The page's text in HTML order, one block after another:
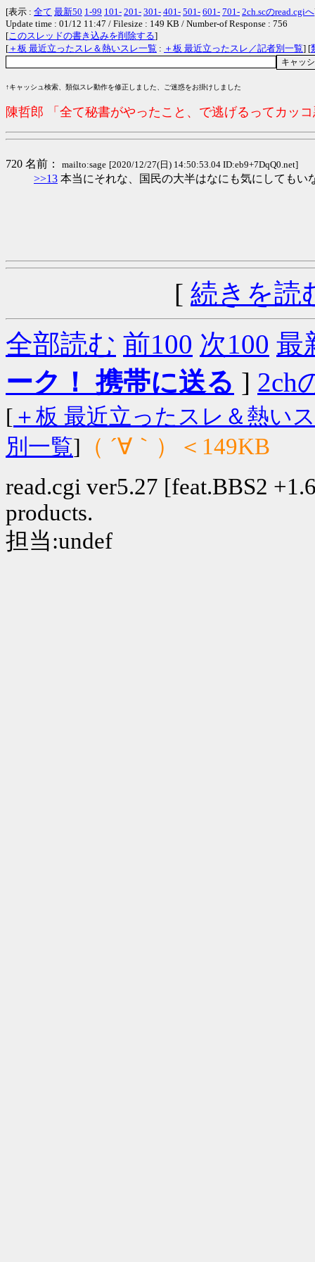
[表示 : 全て 最新50 1-99 101- 201- 301- 401- 501- 601- 701- 2ch.scのread.cgiへ
Update time : 01/12 11:47 / Filesize : 149 KB / Number-of Response : 756
[このスレッドの書き込みを削除する]
[ ＋板 最近立ったスレ＆熱いスレ一覧 : ＋板 最近立ったスレ／記者別一覧] [
↑キャッシュ検索、類似スレ動作を修正しました、ご迷惑をお掛けしました
陳哲郎 「全て秘書がやったこと、で逃げるってカッ
720 名前： mailto:sage [2020/12/27(日) 14:50:53.04 ID:eb9+7DqQ0.net]
>>13 本当にそれな、国民の大半はなにも気にしてもい
[ 続きを読
全部読む 前100 次100 最
ーク！ 携帯に送る ] 2ch
[ ＋板 最近立ったスレ＆熱い
別一覧] （ ´∀｀）＜149KB
read.cgi ver5.27 [feat.BBS2
products.
担当:undef